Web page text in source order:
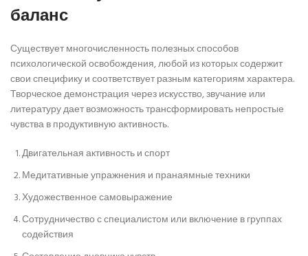
баланс
Существует многочисленность полезных способов
психологической освобождения, любой из которых содержит
свои специфику и соответствует разным категориям характера.
Творческое демонстрация через искусство, звучание или
литературу дает возможность трансформировать непростые
чувства в продуктивную активность.
Двигательная активность и спорт
Медитативные упражнения и пранаямные техники
Художественное самовыражение
Сотрудничество с специалистом или включение в группах
содействия